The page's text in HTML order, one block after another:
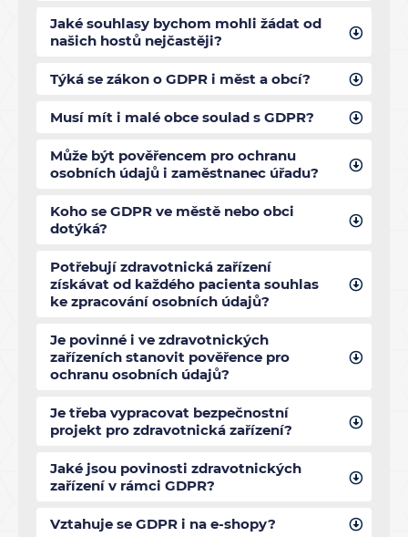
Jaké souhlasy bychom mohli žádat od
našich hostů nejčastěji?
Týká se zákon o GDPR i měst a obcí?
Musí mít i malé obce soulad s GDPR?
Může být pověřencem pro ochranu
osobních údajů i zaměstnanec úřadu?
Koho se GDPR ve městě nebo obci
dotýká?
Potřebují zdravotnická zařízení
získávat od každého pacienta souhlas
ke zpracování osobních údajů?
Je povinné i ve zdravotnických
zařízeních stanovit pověřence pro
ochranu osobních údajů?
Je třeba vypracovat bezpečnostní
projekt pro zdravotnická zařízení?
Jaké jsou povinosti zdravotnických
zařízení v rámci GDPR?
Vztahuje se GDPR i na e-shopy?